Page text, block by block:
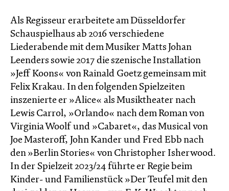
Als Regisseur erarbeitete am Düsseldorfer
Schauspielhaus ab 2016 verschiedene
Liederabende mit dem Musiker Matts Johan
Leenders sowie 2017 die szenische Installation
»Jeff Koons« von Rainald Goetz gemeinsam mit
Felix Krakau. In den folgenden Spielzeiten
inszenierte er »Alice« als Musiktheater nach
Lewis Carrol, »Orlando« nach dem Roman von
Virginia Woolf und »Cabaret«, das Musical von
Joe Masteroff, John Kander und Fred Ebb nach
den »Berlin Stories« von Christopher Isherwood.
In der Spielzeit 2023/24 führte er Regie beim
Kinder- und Familienstück »Der Teufel mit den